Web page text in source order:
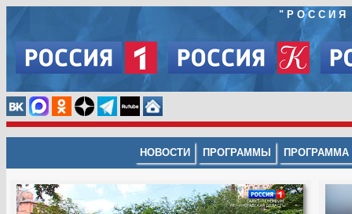
НОВОСТИ ПРОГРАММЫ ПРОГРАММА